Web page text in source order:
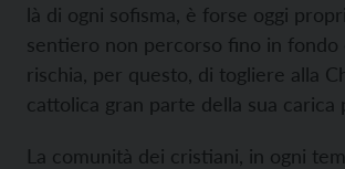
là di ogni sofisma, è forse oggi
sentiero non percorso fino in fondo
rischia, per questo, di togliere alla
cattolica gran parte della sua carica
La comunità dei cristiani, in ogni